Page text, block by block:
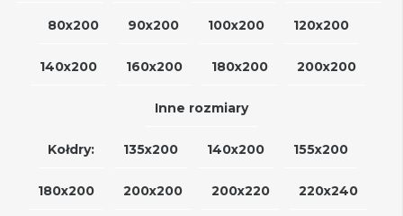
80x200 90x200 100x200 120x200
140x200 160x200 180x200 200x200
Inne rozmiary
Kołdry: 135x200 140x200 155x200
180x200 200x200 200x220 220x240